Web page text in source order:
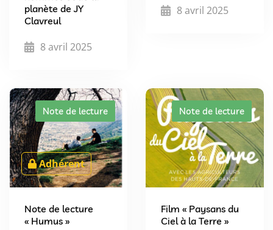
planète de JY
Clavreul
8 avril 2025
8 avril 2025
Note de lecture
Adhérent
Note de lecture
« Humus »
Note de lecture
Film « Paysans du
Ciel à la Terre »